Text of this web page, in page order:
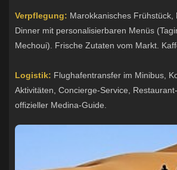
Verpflegung: Marokkanisches Frühstück,
Dinner mit personalisierbaren Menüs
Mechoui). Frische Zutaten vom Markt.
Logistik: Flughafentransfer im Minibus,
Aktivitäten, Concierge-Service,
offizieller Medina-Guide.